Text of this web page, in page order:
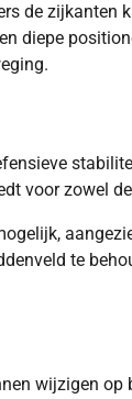
de zijkanten
diepe
voor zowel
te
wijzigen op